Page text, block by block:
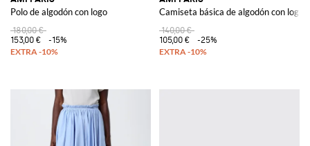
Polo de algodón con logo
180,00 €
153,00 €
-15%
Camiseta básica de algodón con logo
140,00 €
105,00 €
-25%